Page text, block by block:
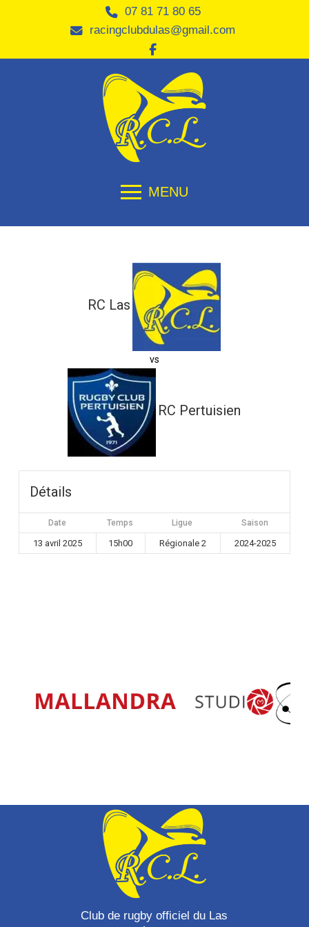
07 81 71 80 65
racingclubdulas@gmail.com
MENU
RC Las
vs
RC Pertuisien
Détails
Date Temps Ligue Saison
13 avril 2025 15h00 Régionale 2 2024-2025
Club de rugby officiel du Las